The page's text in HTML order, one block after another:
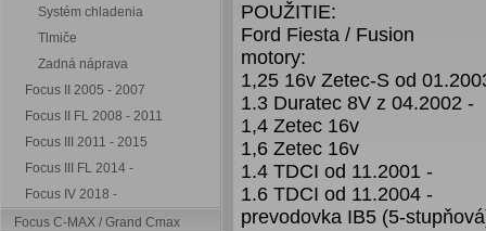
Systém chladenia
Tlmiče
Zadná náprava
Focus II 2005 - 2007
Focus II FL 2008 - 2011
Focus III 2011 - 2015
Focus III FL 2014 -
Focus IV 2018 -
Focus C-MAX / Grand Cmax
POUŽITIE:
Ford Fiesta / Fusion
motory:
1,25 16v Zetec-S od
1.3 Duratec 8V z 04.2002 -
1,4 Zetec 16v
1,6 Zetec 16v
1.4 TDCI od 11.2001 -
1.6 TDCI od 11.2004 -
prevodovka IB5 (5-